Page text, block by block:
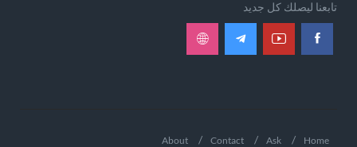
تابعنا ليصلك كل جديد
Home
Ask
Contact
About